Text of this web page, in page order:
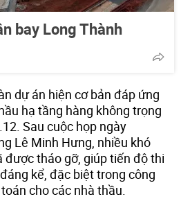
bay Long Thành
dự án hiện cơ bản đáp ứng
hạ tầng hàng không trọng
Sau cuộc họp ngày
Lê Minh Hưng, nhiều khó
được tháo gỡ, giúp tiến độ thi
kể, đặc biệt trong công
cho các nhà thầu.